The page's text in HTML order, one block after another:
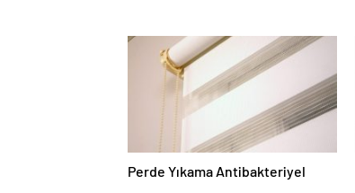
Perde Yıkama Antibakteriyel